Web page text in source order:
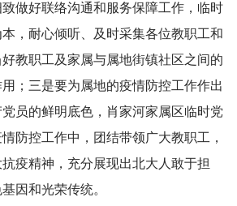
做好联络沟通和服务保障工作，临时
，耐心倾听、及时采集各位教职工和
教职工及家属与属地街镇社区之间的
；三是要为属地的疫情防控工作作出
员的鲜明底色，肖家河家属区临时党
防控工作中，团结带领广大教职工，
疫精神，充分展现出北大人敢于担
因和光荣传统。